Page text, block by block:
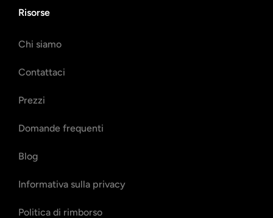
Risorse
Chi siamo
Contattaci
Prezzi
Domande frequenti
Blog
Informativa sulla privacy
Politica di rimborso